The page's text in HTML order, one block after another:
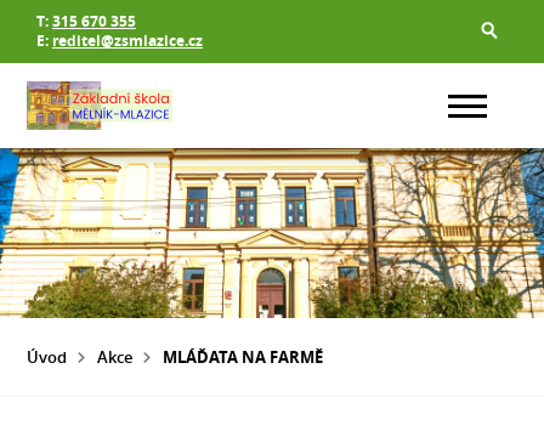
T:315 670 355
E: reditel@zsmlazice.cz
Úvod Akce MLÁĎATA NA FARMĚ